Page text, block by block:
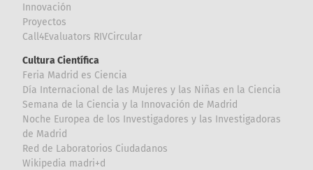
Innovación
Proyectos
Call4Evaluators RIVCircular
Cultura Científica
Feria Madrid es Ciencia
Día Internacional de las Mujeres y las Niñas en la Ciencia
Semana de la Ciencia y la Innovación de Madrid
Noche Europea de los Investigadores y las Investigadoras
de Madrid
Red de Laboratorios Ciudadanos
Wikipedia madri+d